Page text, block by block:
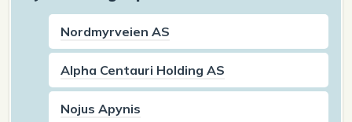
Nordmyrveien AS
Alpha Centauri Holding AS
Nojus Apynis